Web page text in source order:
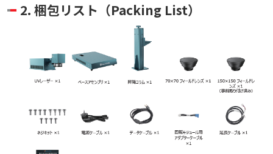
2. 梱包リスト（Packing List）